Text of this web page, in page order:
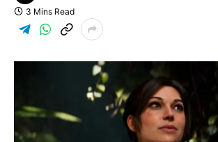
3 Mins Read